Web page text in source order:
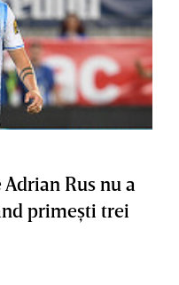
Rus nu a
primeşti trei